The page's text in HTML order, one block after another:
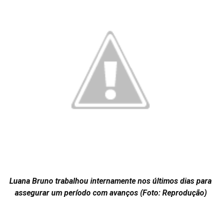
Luana Bruno trabalhou internamente nos últimos dias para
assegurar um período com avanços (Foto: Reprodução)